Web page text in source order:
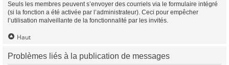
Seuls les membres peuvent s’envoyer des courriels via le formulaire intégré
(si la fonction a été activée par l’administrateur). Ceci pour empêcher
l’utilisation malveillante de la fonctionnalité par les invités.
Haut
Problèmes liés à la publication de messages